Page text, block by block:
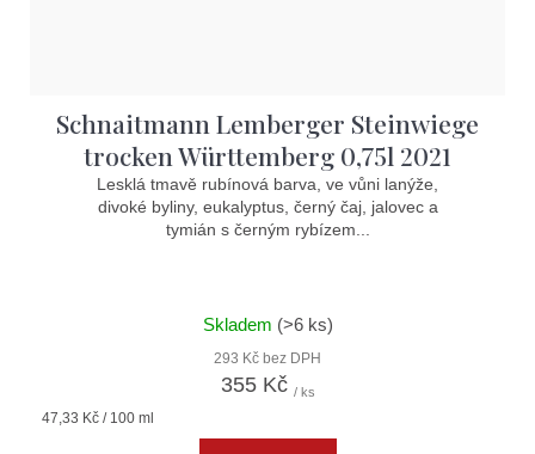
Schnaitmann Lemberger Steinwiege
trocken Württemberg 0,75l 2021
Lesklá tmavě rubínová barva, ve vůni lanýže,
divoké byliny, eukalyptus, černý čaj, jalovec a
tymián s černým rybízem...
Skladem (>6 ks)
293 Kč bez DPH
355 Kč / ks
Měrná
47,33 Kč / 100 ml